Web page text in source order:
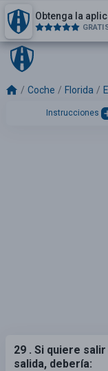
Obtenga la
Coche Florida
Instrucciones
29 . Si quiere
salida, debería: